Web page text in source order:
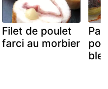
Filet de poulet
farci au morbier